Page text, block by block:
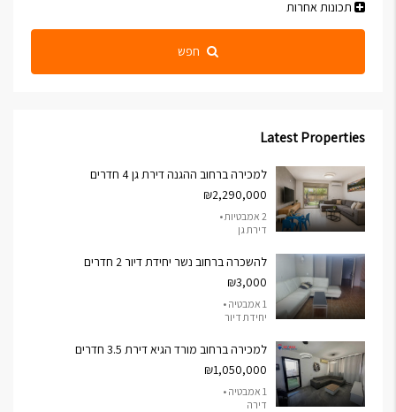
תכונות אחרות
חפש
Latest Properties
למכירה ברחוב ההגנה דירת גן 4 חדרים
₪2,290,000
2 אמבטיות •
דירת גן
להשכרה ברחוב נשר יחידת דיור 2 חדרים
₪3,000
1 אמבטיה •
יחידת דיור
למכירה ברחוב מורד הגיא דירת 3.5 חדרים
₪1,050,000
1 אמבטיה •
דירה